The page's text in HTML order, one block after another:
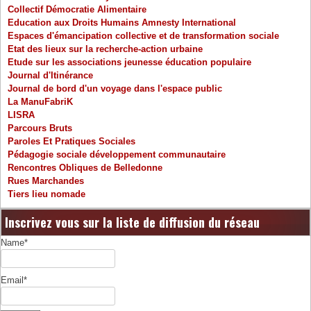
Collectif Démocratie Alimentaire
Education aux Droits Humains Amnesty International
Espaces d'émancipation collective et de transformation sociale
Etat des lieux sur la recherche-action urbaine
Etude sur les associations jeunesse éducation populaire
Journal d'Itinérance
Journal de bord d'un voyage dans l'espace public
La ManuFabriK
LISRA
Parcours Bruts
Paroles Et Pratiques Sociales
Pédagogie sociale développement communautaire
Rencontres Obliques de Belledonne
Rues Marchandes
Tiers lieu nomade
Inscrivez vous sur la liste de diffusion du réseau
Name*
Email*